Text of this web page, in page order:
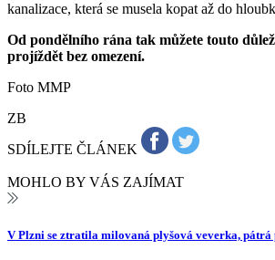
kanalizace, která se musela kopat až do
Od pondělního rána tak můžete touto
projíždět bez omezení.
Foto MMP
ZB
SDÍLEJTE ČLÁNEK
MOHLO BY VÁS ZAJÍMAT
V Plzni se ztratila milovaná plyšová veverka, pátrá